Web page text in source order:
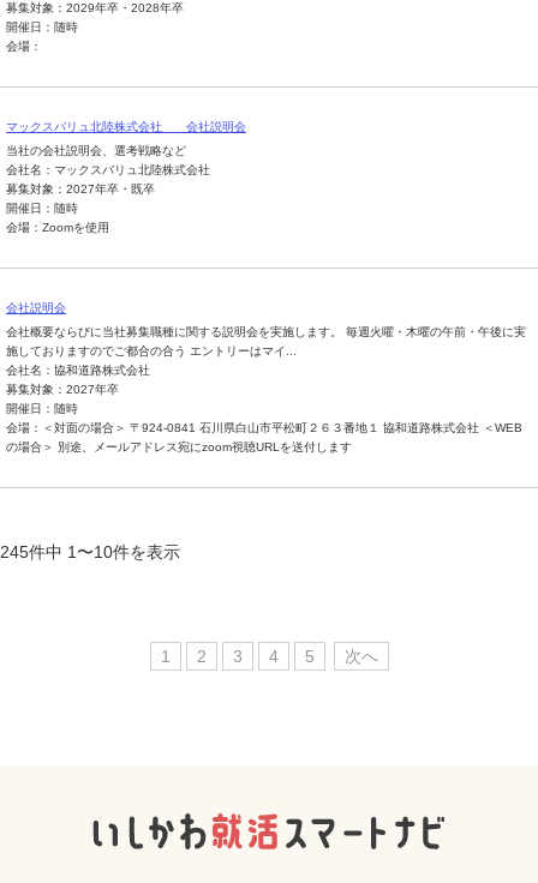
募集対象：2029年卒・2028年卒
開催日：随時
会場：
マックスバリュ北陸株式会社 会社説明会
当社の会社説明会、選考戦略など
会社名：マックスバリュ北陸株式会社
募集対象：2027年卒・既卒
開催日：随時
会場：Zoomを使用
会社説明会
会社概要ならびに当社募集職種に関する説明会を実施します。 毎週火曜・木曜の午前・午後に実
施しておりますのでご都合の合う エントリーはマイ...
会社名：協和道路株式会社
募集対象：2027年卒
開催日：随時
会場：＜対面の場合＞ 〒924-0841 石川県白山市平松町２６３番地１ 協和道路株式会社 ＜WEB
の場合＞ 別途、メールアドレス宛にzoom視聴URLを送付します
245件中 1〜10件を表示
1 2 3 4 5 次へ